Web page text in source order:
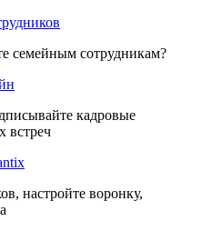
семейным сотрудникам?
кадровые
встреч
настройте воронку,